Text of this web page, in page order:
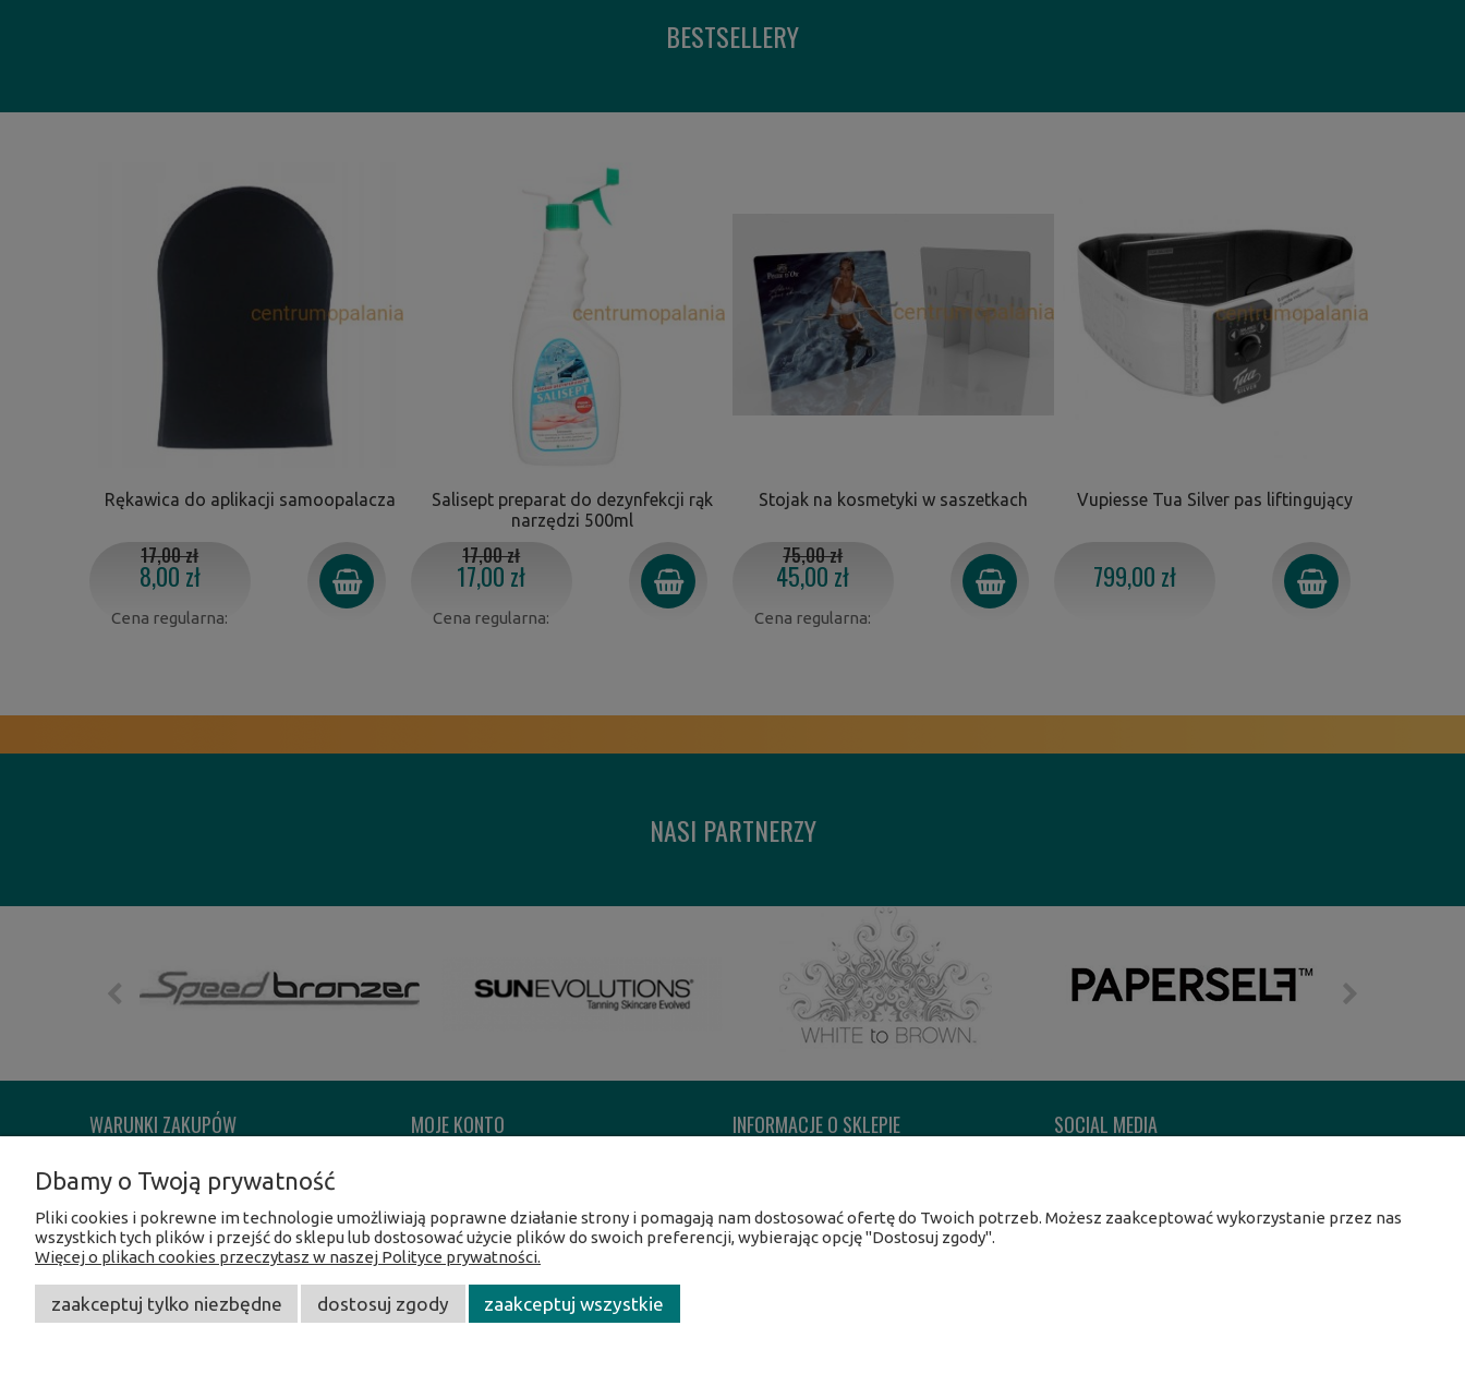
BESTSELLERY
Rękawica do aplikacji samoopalacza
8,00 zł
Cena regularna:
17,00 zł
Salisept preparat do dezynfekcji rąk
narzędzi 500ml
17,00 zł
Cena regularna:
17,00 zł
Stojak na kosmetyki w saszetkach
45,00 zł
Cena regularna:
75,00 zł
Vupiesse Tua Silver pas liftingujący
799,00 zł
NASI PARTNERZY
WARUNKI ZAKUPÓW
Regulamin sklepu
Reklamacje i zwroty
Formy płatności
Czas i koszty dostawy
Polityka Prywatności
MOJE KONTO
Przechowalnia
INFORMACJE O SKLEPIE SOCIAL MEDIA
Twitter
Dbamy o Twoją prywatność
Pliki cookies i pokrewne im technologie umożliwiają poprawne działanie strony i pomagają nam dostosować ofertę do Twoich potrzeb. Możesz zaakceptować wykorzystanie przez nas
wszystkich tych plików i przejść do sklepu lub dostosować użycie plików do swoich preferencji, wybierając opcję "Dostosuj zgody".
Więcej o plikach cookies przeczytasz w naszej Polityce prywatności.
zaakceptuj tylko niezbędne dostosuj zgody zaakceptuj wszystkie